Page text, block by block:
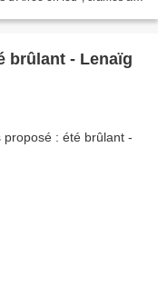
brûlant - Lenaïg